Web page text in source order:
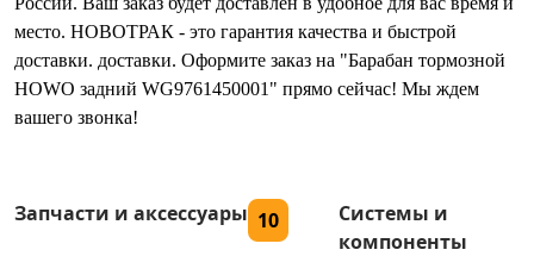
место. НОВОТРАК - это гарантия качества и быстрой
доставки. доставки. Оформите заказ на "Барабан тормозной
HOWO задний WG9761450001" прямо сейчас! Мы ждем
вашего звонка!
Запчасти и аксессуары 10
Системы и
компоненты